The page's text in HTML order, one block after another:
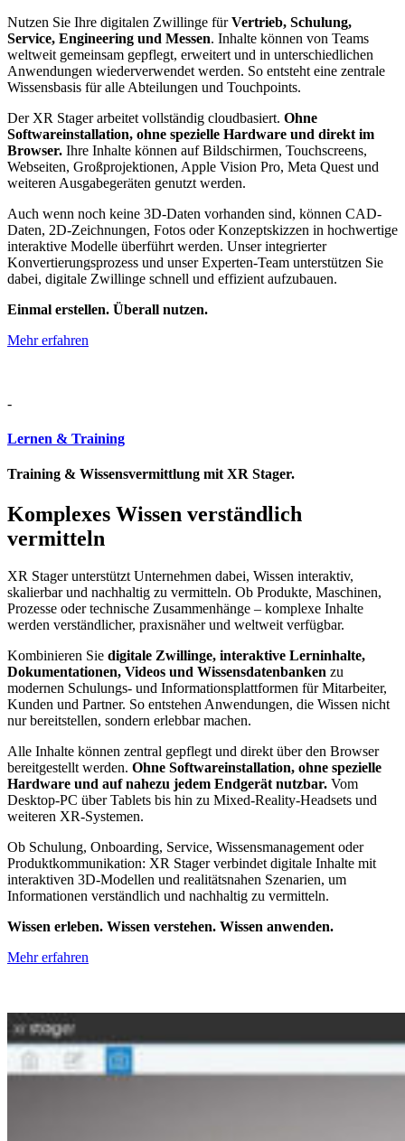
Nutzen Sie Ihre digitalen Zwillinge fürVertrieb, Schulung,
Service, Engineering und Messen. Inhalte können von Teams
weltweit gemeinsam gepflegt, erweitert und in unterschiedlichen
Anwendungen wiederverwendet werden. So entsteht eine zentrale
Wissensbasis für alle Abteilungen und Touchpoints.
Der XR Stager arbeitet vollständig cloudbasiert. Ohne
Softwareinstallation, ohne spezielle Hardware und direkt im
Browser. Ihre Inhalte können auf Bildschirmen, Touchscreens,
Webseiten, Großprojektionen, Apple Vision Pro, Meta Quest und
weiteren Ausgabegeräten genutzt werden.
Auch wenn noch keine 3D-Daten vorhanden sind, können CAD-
Daten, 2D-Zeichnungen, Fotos oder Konzeptskizzen in hochwertige
interaktive Modelle überführt werden. Unser integrierter
Konvertierungsprozess und unser Experten-Team unterstützen Sie
dabei, digitale Zwillinge schnell und effizient aufzubauen.
Einmal erstellen. Überall nutzen.
Mehr erfahren
-
Lernen & Training
Training & Wissensvermittlung mit XR Stager.
Komplexes Wissen verständlich
vermitteln
XR Stager unterstützt Unternehmen dabei, Wissen interaktiv,
skalierbar und nachhaltig zu vermitteln. Ob Produkte, Maschinen,
Prozesse oder technische Zusammenhänge – komplexe Inhalte
werden verständlicher, praxisnäher und weltweit verfügbar.
Kombinieren Sie digitale Zwillinge, interaktive Lerninhalte,
Dokumentationen, Videos und Wissensdatenbanken zu
modernen Schulungs- und Informationsplattformen für Mitarbeiter,
Kunden und Partner. So entstehen Anwendungen, die Wissen nicht
nur bereitstellen, sondern erlebbar machen.
Alle Inhalte können zentral gepflegt und direkt über den Browser
bereitgestellt werden. Ohne Softwareinstallation, ohne spezielle
Hardware und auf nahezu jedem Endgerät nutzbar. Vom
Desktop-PC über Tablets bis hin zu Mixed-Reality-Headsets und
weiteren XR-Systemen.
Ob Schulung, Onboarding, Service, Wissensmanagement oder
Produktkommunikation: XR Stager verbindet digitale Inhalte mit
interaktiven 3D-Modellen und realitätsnahen Szenarien, um
Informationen verständlich und nachhaltig zu vermitteln.
Wissen erleben. Wissen verstehen. Wissen anwenden.
Mehr erfahren